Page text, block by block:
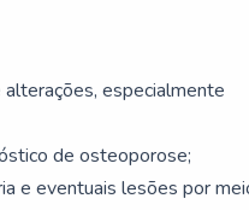
especialmente
de osteoporose;
e eventuais lesões por